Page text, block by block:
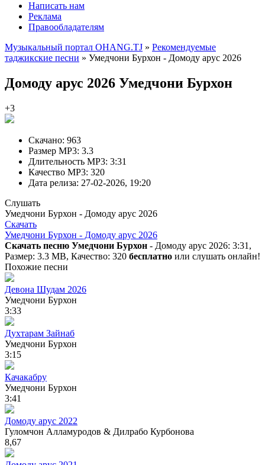
Написать нам
Реклама
Правообладателям
Музыкальный портал OHANG.TJ » Рекомендуемые
таджикские песни » Умедчони Бурхон - Домоду арус 2026
Домоду арус 2026 Умедчони Бурхон
+3
Скачано: 963
Размер MP3: 3.3
Длительность MP3: 3:31
Качество MP3: 320
Дата релиза: 27-02-2026, 19:20
Слушать
Умедчони Бурхон - Домоду арус 2026
Скачать
Умедчони Бурхон - Домоду арус 2026
Скачать песню Умедчони Бурхон - Домоду арус 2026: 3:31,
Размер: 3.3 MB, Качество: 320 бесплатно или слушать онлайн!
Похожие песни
Девона Шудам 2026
Умедчони Бурхон
3:33
Духтарам Зайнаб
Умедчони Бурхон
3:15
Качакабру
Умедчони Бурхон
3:41
Домоду арус 2022
Гуломчон Алламуродов & Дилрабо Курбонова
8,67